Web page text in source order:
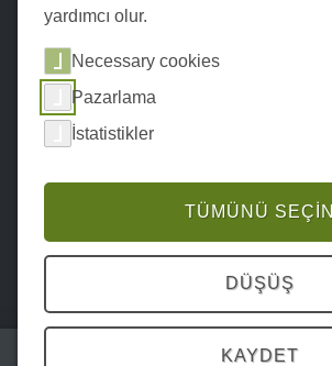
Veranstaltungen Aşçılık
yardımcı olur.
Necessary cookies
Pazarlama
İstatistikler
TÜMÜNÜ SEÇIN
DÜŞÜŞ
KAYDET